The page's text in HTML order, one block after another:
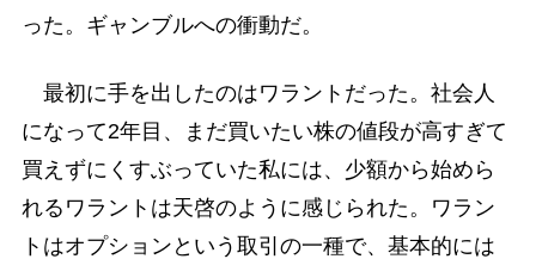
った。ギャンブルへの衝動だ。
最初に手を出したのはワラントだった。社会人
になって2年目、まだ買いたい株の値段が高すぎて
買えずにくすぶっていた私には、少額から始めら
れるワラントは天啓のように感じられた。ワラン
トはオプションという取引の一種で、基本的には